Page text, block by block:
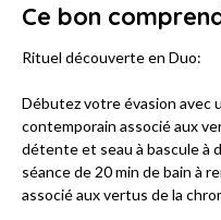
Ce bon
Rituel découverte en Duo:
Débutez votre évasion avec
contemporain associé aux
détente et seau à bascule à
séance de 20 min de bain à
associé aux vertus de la